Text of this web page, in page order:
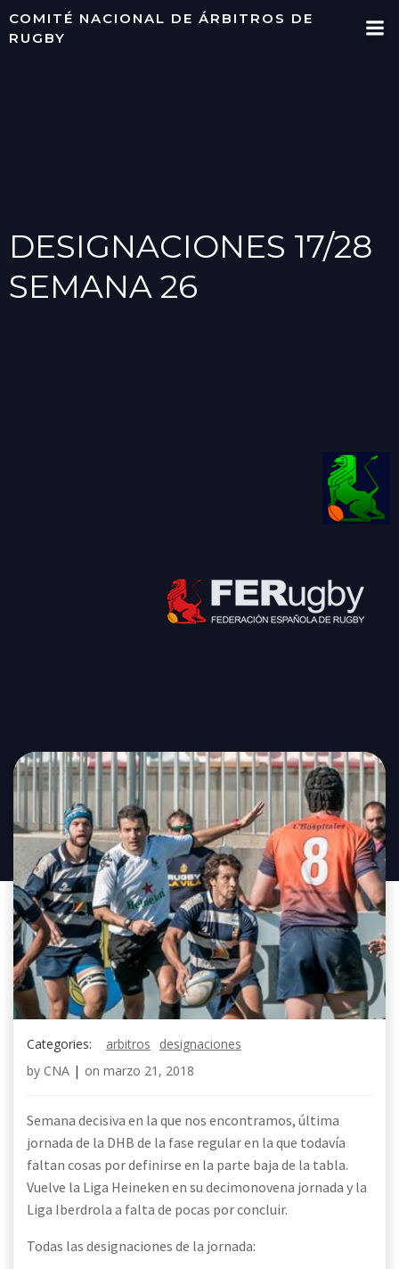
Saltar
COMITÉ NACIONAL DE ÁRBITROS DE
RUGBY
DESIGNACIONES 17/28
SEMANA 26
Categories: arbitros
designaciones
by CNA | on marzo 21, 2018
Semana decisiva en la que nos encontramos, última
jornada de la DHB de la fase regular en la que todavía
faltan cosas por definirse en la parte baja de la tabla.
Vuelve la Liga Heineken en su decimonovena jornada y la
Liga Iberdrola a falta de pocas por concluir.
Todas las designaciones de la jornada: